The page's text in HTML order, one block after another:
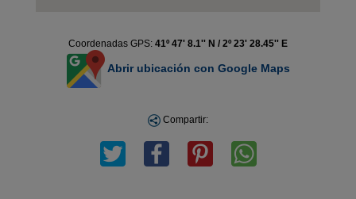
Coordenadas GPS: 41º 47' 8.1'' N / 2º 23' 28.45'' E
Abrir ubicación con Google Maps
Compartir: